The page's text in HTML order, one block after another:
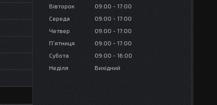
Вівторок
09:00
17:00
Середа
09:00
17:00
Четвер
09:00
17:00
Пʼятниця
09:00
17:00
Субота
09:00
16:00
Неділя
Вихідний